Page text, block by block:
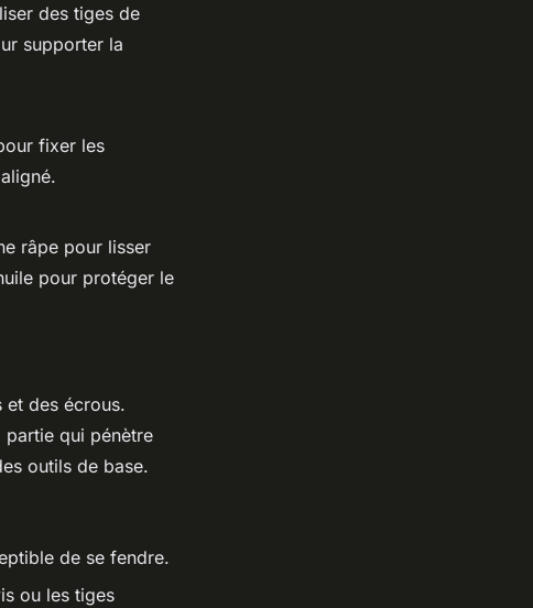
des tiges de
supporter la
fixer les
râpe pour lisser
pour protéger le
et des écrous.
qui pénètre
outils de base.
de se fendre.
ou les tiges